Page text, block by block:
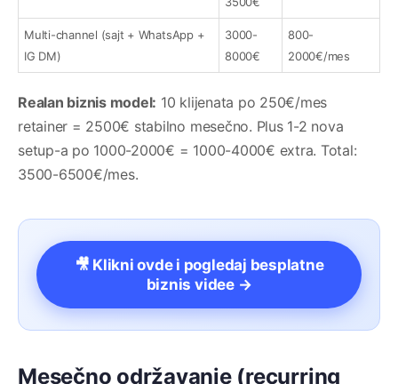
Multi-channel (sajt + WhatsApp +
IG DM)
3000-
8000€
800-
2000€/mes
Realan biznis model: 10 klijenata po 250€/mes
retainer = 2500€ stabilno mesečno. Plus 1-2 nova
setup-a po 1000-2000€ = 1000-4000€ extra. Total:
3500-6500€/mes.
🎥 Klikni ovde i pogledaj besplatne
biznis videe →
Mesečno održavanje (recurring